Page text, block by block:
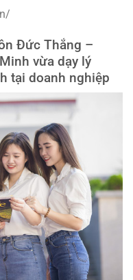
Đức Thắng –
vừa dạy lý
tại doanh nghiệp